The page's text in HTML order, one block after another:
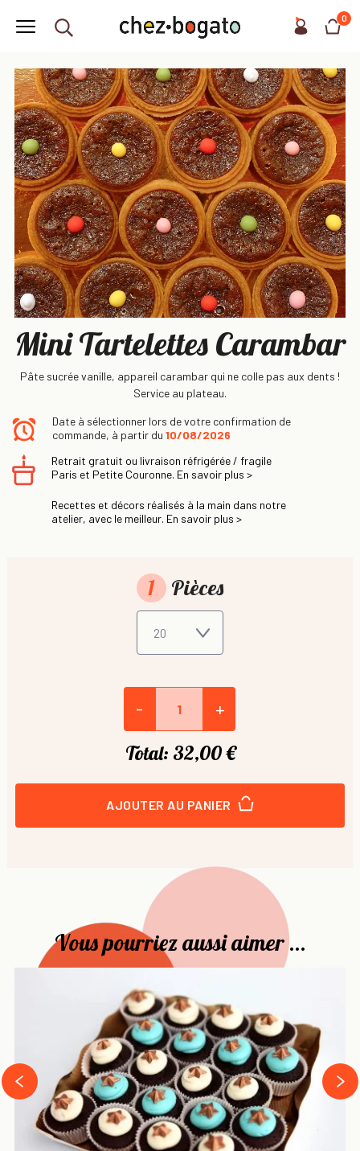
0
Mini Tartelettes Carambar
Pâte sucrée vanille, appareil carambar qui ne colle pas aux dents !
Service au plateau.
Date à sélectionner lors de votre confirmation de
commande, à partir du 10/08/2026
Retrait gratuit ou livraison réfrigérée / fragile
Paris et Petite Couronne. En savoir plus >
Recettes et décors réalisés à la main dans notre
atelier, avec le meilleur. En savoir plus >
1 Pièces
- +
Total: 32,00 €
AJOUTER AU PANIER
Vous pourriez aussi aimer ...
‹
›